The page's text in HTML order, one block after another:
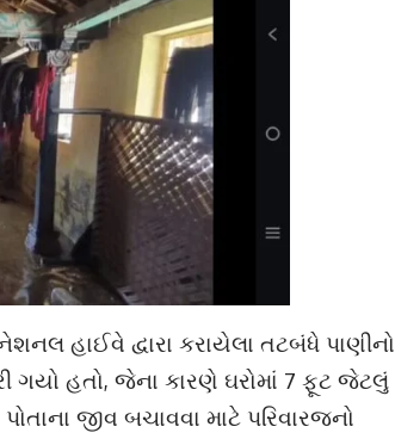
હાઈવે દ્વારા કરાયેલા તટબંધે પાણીનો
ગયો હતો, જેના કારણે ઘરોમાં 7 ફૂટ જેટલું
જીવ બચાવવા માટે પરિવારજનો